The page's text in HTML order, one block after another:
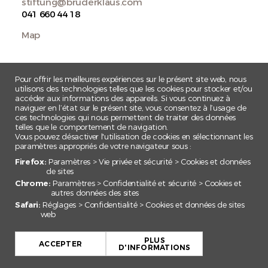
+
041 660 44 18
Map
Pour offrir les meilleures expériences sur le présent site web, nous
utilisons des technologies telles que les cookies pour stocker et/ou
accéder aux informations des appareils. Si vous continuez à
naviguer en l’état sur le présent site, vous consentez à l’usage de
ces technologies qui nous permettent de traiter des données
telles que le comportement de navigation.
Vous pouvez désactiver l'utilisation de cookies en sélectionnant les
paramètres appropriés de votre navigateur sous :
Firefox: Paramètres > Vie privée et sécurité > Cookies et données
de sites
Chrome: Paramètres > Confidentialité et sécurité > Cookies et
autres données des sites
Safari: Réglages > Confidentialité > Cookies et données de sites
web
ACCEPTER PLUS
D'INFORMATIONS